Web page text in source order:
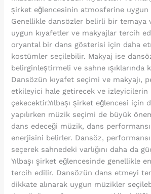
şirket eğlencesinin atmosferine uygun
Genellikle dansözler belirli bir temaya
uygun kıyafetler ve makyajlar tercih
oryantal bir dans gösterisi için daha
kostümler seçilebilir. Makyaj ise
belirginleştirmeli ve sahne ışıklarında
Dansözün kıyafet seçimi ve makyajı,
etkileyici hale getirecek ve izleyicilerin
çekecektir.Yılbaşı şirket eğlencesi için
yapılırken müzik seçimi de büyük
dans edeceği müzik, dans
enerjisini belirler. Dansöz,
seçerek sahnedeki varlığını daha da
Yılbaşı şirket eğlencesinde genellikle
tercih edilir. Dansözün dans etmeyi
dikkate alınarak uygun müzikler